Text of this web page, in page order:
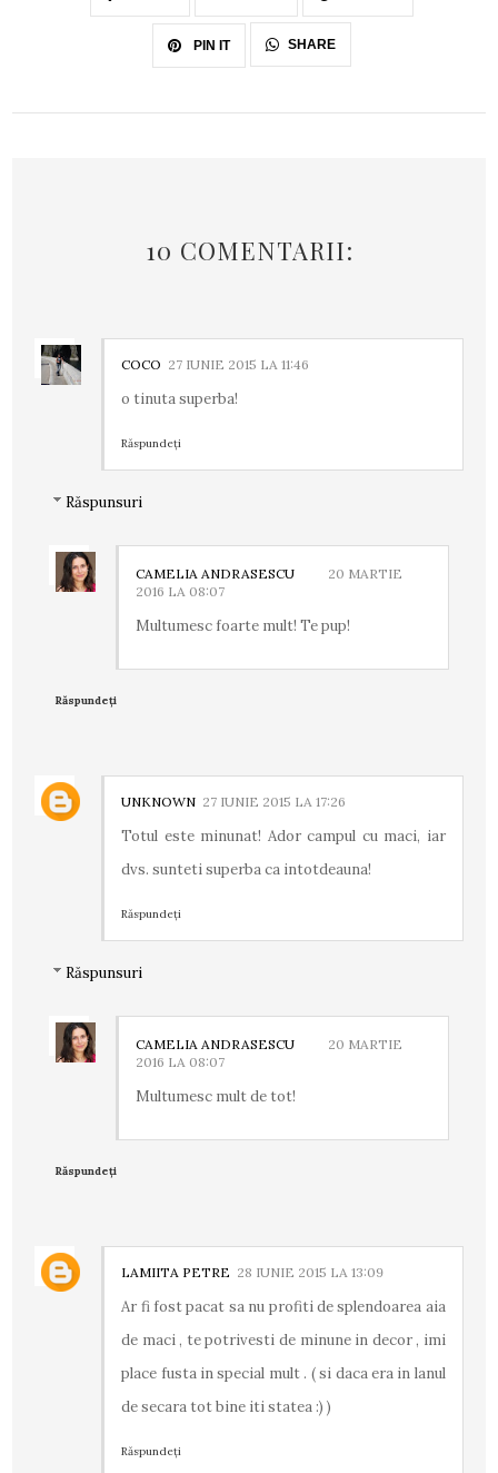
PIN IT SHARE
10 COMENTARII:
COCO 27 IUNIE 2015 LA 11:46
o tinuta superba!
Răspundeți
Răspunsuri
CAMELIA ANDRASESCU
20 MARTIE
2016 LA 08:07
Multumesc foarte mult! Te pup!
Răspundeți
UNKNOWN 27 IUNIE 2015 LA 17:26
Totul este minunat! Ador campul cu maci, iar
dvs. sunteti superba ca intotdeauna!
Răspundeți
Răspunsuri
CAMELIA ANDRASESCU
20 MARTIE
2016 LA 08:07
Multumesc mult de tot!
Răspundeți
LAMIITA PETRE 28 IUNIE 2015 LA 13:09
Ar fi fost pacat sa nu profiti de splendoarea aia
de maci , te potrivesti de minune in decor , imi
place fusta in special mult . ( si daca era in lanul
de secara tot bine iti statea :) )
Răspundeți